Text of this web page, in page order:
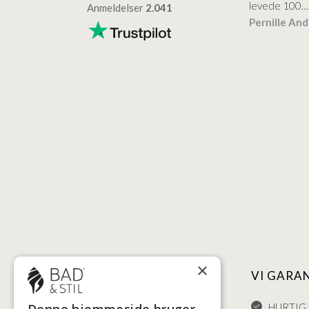
Anmeldelser 2.041
Lise
levede 100…
Pernille
NYTTIGE LINKS VI
×